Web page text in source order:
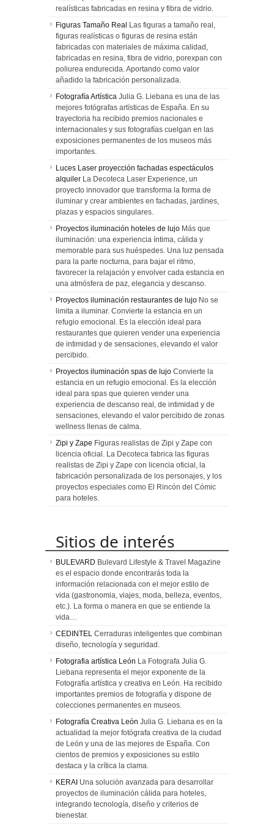
realísticas fabricadas en resina y fibra de vidrio.
Figuras Tamaño Real Las figuras a tamaño real,
figuras realísticas o figuras de resina están
fabricadas con materiales de máxima calidad,
fabricadas en resina, fibra de vidrio, porexpan con
poliurea endurecida. Aportando como valor
añadido la fabricación personalizada.
Fotografía Artística Julia G. Liebana es una de las
mejores fotógrafas artísticas de España. En su
trayectoria ha recibido premios nacionales e
internacionales y sus fotografías cuelgan en las
exposiciones permanentes de los museos más
importantes.
Luces Laser proyección fachadas espectáculos
alquiler La Decoteca Laser Experience, un
proyecto innovador que transforma la forma de
iluminar y crear ambientes en fachadas, jardines,
plazas y espacios singulares.
Proyectos iluminación hoteles de lujo Más que
iluminación: una experiencia íntima, cálida y
memorable para sus huéspedes. Una luz pensada
para la parte nocturna, para bajar el ritmo,
favorecer la relajación y envolver cada estancia en
una atmósfera de paz, elegancia y descanso.
Proyectos iluminación restaurantes de lujo No se
limita a iluminar. Convierte la estancia en un
refugio emocional. Es la elección ideal para
restaurantes que quieren vender una experiencia
de intimidad y de sensaciones, elevando el valor
percibido.
Proyectos iluminación spas de lujo Convierte la
estancia en un refugio emocional. Es la elección
ideal para spas que quieren vender una
experiencia de descanso real, de intimidad y de
sensaciones, elevando el valor percibido de zonas
wellness llenas de calma.
Zipi y Zape Figuras realistas de Zipi y Zape con
licencia oficial. La Decoteca fabrica las figuras
realistas de Zipi y Zape con licencia oficial, la
fabricación personalizada de los personajes, y los
proyectos especiales como El Rincón del Cómic
para hoteles.
Sitios de interés
BULEVARD Bulevard Lifestyle & Travel Magazine
es el espacio donde encontrarás toda la
información relacionada con el mejor estilo de
vida (gastronomia, viajes, moda, belleza, eventos,
etc.). La forma o manera en que se entiende la
vida…
CEDINTEL Cerraduras inteligentes que combinan
diseño, tecnología y seguridad.
Fotografia artística León La Fotografa Julia G.
Liebana representa el mejor exponente de la
Fotografía artística y creativa en León. Ha recibido
importantes premios de fotografía y dispone de
colecciones permanentes en museos.
Fotografía Creativa León Julia G. Liebana es en la
actualidad la mejor fotógrafa creativa de la ciudad
de León y una de las mejores de España. Con
cientos de premios y exposiciones su estilo
destaca y la crítica la clama.
KERAI Una solución avanzada para desarrollar
proyectos de iluminación cálida para hoteles,
integrando tecnología, diseño y criterios de
bienestar.